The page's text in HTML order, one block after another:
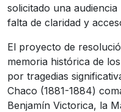
solicitado una
falta de claridad y
El proyecto de
memoria histórica de
por tragedias
Chaco (1881-1884)
Benjamín Victorica, la